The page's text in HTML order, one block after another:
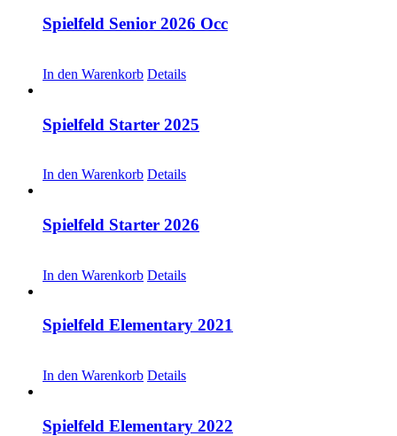
Spielfeld Senior 2026 Occ
In den Warenkorb Details
Spielfeld Starter 2025
In den Warenkorb Details
Spielfeld Starter 2026
In den Warenkorb Details
Spielfeld Elementary 2021
In den Warenkorb Details
Spielfeld Elementary 2022